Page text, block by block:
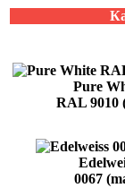
Pure
RAL 9010
0067